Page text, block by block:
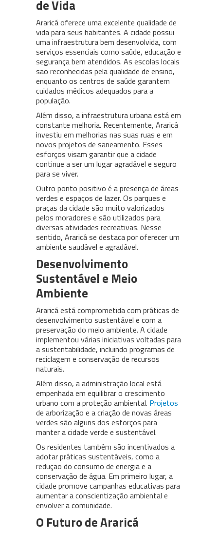
de Vida
Araricá oferece uma excelente qualidade de
vida para seus habitantes. A cidade possui
uma infraestrutura bem desenvolvida, com
serviços essenciais como saúde, educação e
segurança bem atendidos. As escolas locais
são reconhecidas pela qualidade de ensino,
enquanto os centros de saúde garantem
cuidados médicos adequados para a
população.
Além disso, a infraestrutura urbana está em
constante melhoria. Recentemente, Araricá
investiu em melhorias nas suas ruas e em
novos projetos de saneamento. Esses
esforços visam garantir que a cidade
continue a ser um lugar agradável e seguro
para se viver.
Outro ponto positivo é a presença de áreas
verdes e espaços de lazer. Os parques e
praças da cidade são muito valorizados
pelos moradores e são utilizados para
diversas atividades recreativas. Nesse
sentido, Araricá se destaca por oferecer um
ambiente saudável e agradável.
Desenvolvimento
Sustentável e Meio
Ambiente
Araricá está comprometida com práticas de
desenvolvimento sustentável e com a
preservação do meio ambiente. A cidade
implementou várias iniciativas voltadas para
a sustentabilidade, incluindo programas de
reciclagem e conservação de recursos
naturais.
Além disso, a administração local está
empenhada em equilibrar o crescimento
urbano com a proteção ambiental. Projetos
de arborização e a criação de novas áreas
verdes são alguns dos esforços para
manter a cidade verde e sustentável.
Os residentes também são incentivados a
adotar práticas sustentáveis, como a
redução do consumo de energia e a
conservação de água. Em primeiro lugar, a
cidade promove campanhas educativas para
aumentar a conscientização ambiental e
envolver a comunidade.
O Futuro de Araricá